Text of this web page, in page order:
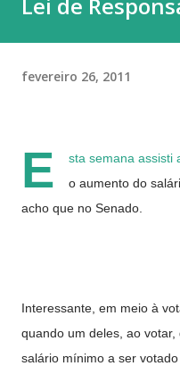
fevereiro 26, 2011
E
sta semana assisti
o aumento do
acho que no Senado.
Interessante, em meio à
quando um deles, ao
salário mínimo a ser votado